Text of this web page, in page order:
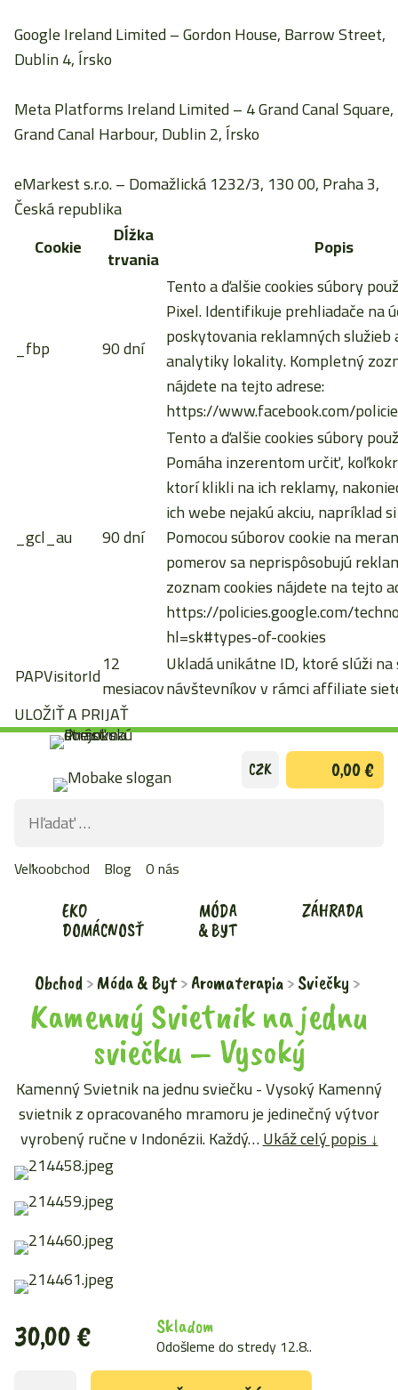
Preskočiť
EKO
DOMÁCNOSŤ
MÓDA
& BYT
ZÁHRADA
Veľkoobchod Blog O nás
Hľadať:
CZK 0,00 €
Obchod Móda & Byt Aromaterapia Sviečky
Kamenný Svietnik na jednu
sviečku – Vysoký
Kamenný Svietnik na jednu sviečku - Vysoký Kamenný
svietnik z opracovaného mramoru je jedinečný výtvor
vyrobený ručne v Indonézii. Každý…Ukáž celý popis ↓
30,00€ Skladom
Odošleme do stredy 12.8..
Google Ireland Limited– Gordon House, Barrow Street,
Dublin 4, Írsko
Meta Platforms Ireland Limited– 4 Grand Canal Square,
Grand Canal Harbour, Dublin 2, Írsko
eMarkest s.r.o.– Domažlická 1232/3, 130 00, Praha 3,
Česká republika
Cookie
Dĺžka
trvania
Popis
_fbp 90 dní
Tento a ďalšie cookies súbory
Pixel. Identifikuje prehliadače na
poskytovania reklamných služieb
analytiky lokality. Kompletný
nájdete na tejto adrese:
https://www.facebook.com/
_gcl_au 90 dní
Tento a ďalšie cookies súbory
Pomáha inzerentom určiť,
ktorí klikli na ich reklamy,
ich webe nejakú akciu, napríklad
Pomocou súborov cookie na
pomerov sa neprispôsobujú
zoznam cookies nájdete na tejto
https://policies.google.com/
hl=sk#types-of-cookies
PAPVisitorId12
mesiacov
Ukladá unikátne ID, ktoré slúži
návštevníkov v rámci affiliate
ULOŽIŤ A PRIJAŤ